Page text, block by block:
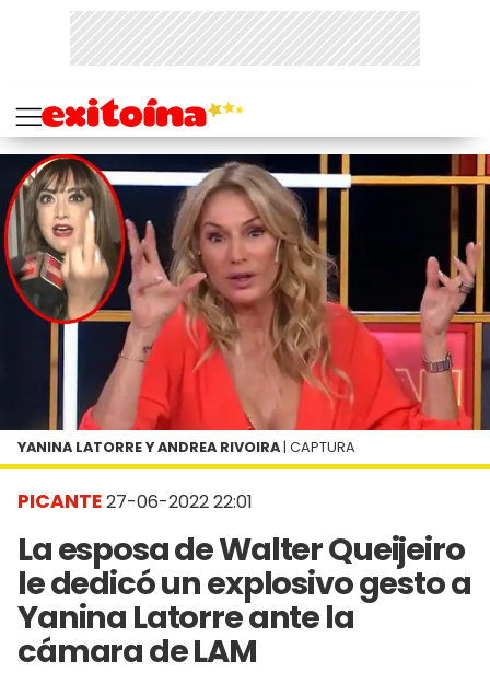
PICANTE27-06-2022 22:01
La esposa de Walter Queijeiro
le dedicó un explosivo gesto a
Yanina Latorre ante la
cámara de LAM
YANINA LATORRE Y ANDREA RIVOIRA | CAPTURA